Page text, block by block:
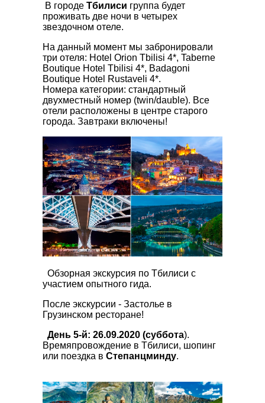
В городе Тбилиси группа будет
проживать две ночи в четырех
звездочном отеле.
На данный момент мы забронировали
три отеля: Hotel Orion Tbilisi 4*, Taberne
Boutique Hotel Tbilisi 4*, Badagoni
Boutique Hotel Rustaveli 4*.
Номера категории: стандартный
двухместный номер (twin/dauble). Все
отели расположены в центре старого
города. Завтраки включены!
Обзорная экскурсия по Тбилиси с
участием опытного гида.
После экскурсии - Застолье в
Грузинском ресторане!
День 5-й: 26.09.2020 (суббота).
Времяпровождение в Тбилиси, шопинг
или поездка в Степанцминду.